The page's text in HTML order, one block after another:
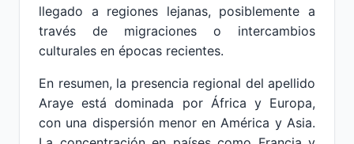
llegado a regiones lejanas, posiblemente a
través de migraciones o intercambios
culturales en épocas recientes.
En resumen, la presencia regional del apellido
Araye está dominada por África y Europa,
con una dispersión menor en América y Asia.